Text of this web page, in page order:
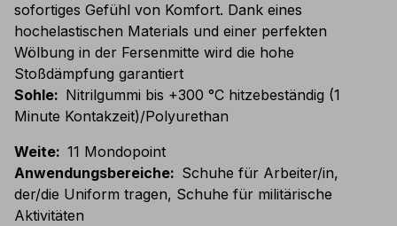
sofortiges Gefühl von Komfort. Dank eines
hochelastischen Materials und einer perfekten
Wölbung in der Fersenmitte wird die hohe
Stoßdämpfung garantiert
Sohle: Nitrilgummi bis +300 °C hitzebeständig (1
Minute Kontakzeit)/Polyurethan
Weite: 11 Mondopoint
Anwendungsbereiche: Schuhe für Arbeiter/in,
der/die Uniform tragen, Schuhe für militärische
Aktivitäten